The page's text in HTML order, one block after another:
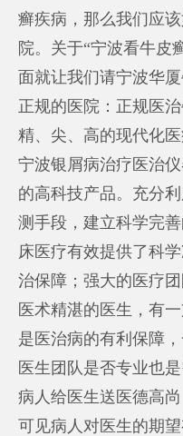
癣疾病，那么我们应
院。关于“宁波看牛皮
面就让我们请宁波华
正规的医院：正规医
精、尖、高的现代化
宁波银屑病治疗医治
的高科技产品。充分
测手段，建立科学完
床医疗有效提供了科
治保障；强大的医疗
医术精湛的医生，有
是医治病的有利保障
医生团队是否专业也
病人给医生送医德高
可见病人对医生的期